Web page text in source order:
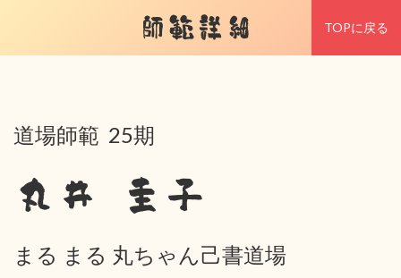
師範詳細 TOPに戻る
道場師範 25期
丸井 圭子
まる まる 丸ちゃん己書道場